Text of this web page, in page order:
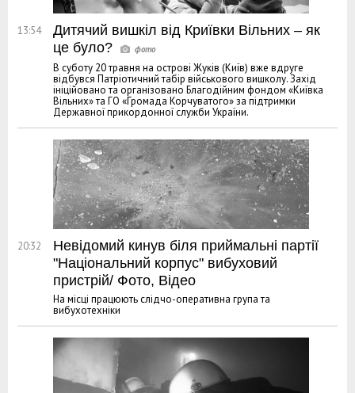
13:54
Дитячий вишкіл від Криївки Вільних – як
це було?
В суботу 20 травня на острові Жуків (Київ) вже вдруге
відбувся Патріотичний табір військового вишколу. Захід
ініційовано та організовано Благодійним фондом «Київка
Вільних» та ГО «Громада Корчуватого» за підтримки
Державної прикордонної служби України.
20:32
Невідомий кинув біля приймальні партії
"Національний корпус" вибуховий
пристрій/ Фото, Відео
На місці працюють слідчо-оперативна група та
вибухотехніки